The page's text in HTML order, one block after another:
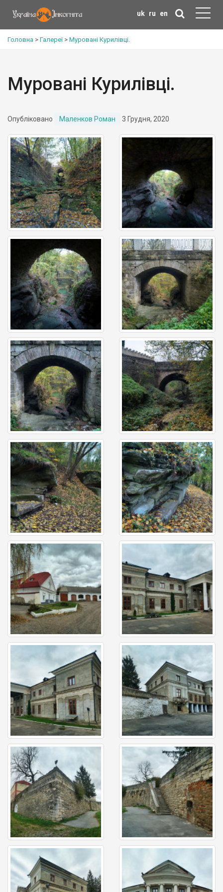
uk ru en
Головна > Галереї> Муровані Курилівці.
Муровані Курилівці.
Опубліковано Маленков Роман 3 Грудня, 2020